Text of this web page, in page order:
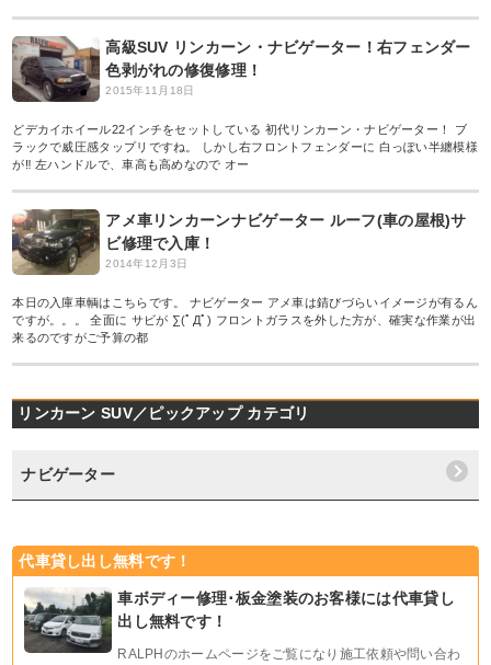
高級SUV リンカーン・ナビゲーター！右フェンダー
色剥がれの修復修理！
2015年11月18日
どデカイホイール22インチをセットしている 初代リンカーン・ナビゲーター！ ブ
ラックで威圧感タップリですね。 しかし右フロントフェンダーに 白っぽい半纏模様
が‼︎ 左ハンドルで、車高も高めなので オー
アメ車リンカーンナビゲーター ルーフ(車の屋根)サ
ビ修理で入庫！
2014年12月3日
本日の入庫車輌はこちらです。 ナビゲーター アメ車は錆びづらいイメージが有るん
ですが。。。 全面に サビが ∑(ﾟДﾟ) フロントガラスを外した方が、確実な作業が出
来るのですがご予算の都
リンカーン SUV／ピックアップ カテゴリ
ナビゲーター
代車貸し出し無料です！
車ボディー修理･板金塗装のお客様には代車貸し
出し無料です！
RALPHのホームページをご覧になり施工依頼や問い合わ